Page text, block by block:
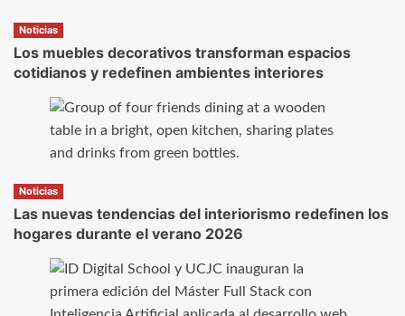
Noticias
Los muebles decorativos transforman espacios
cotidianos y redefinen ambientes interiores
Noticias
Las nuevas tendencias del interiorismo redefinen los
hogares durante el verano 2026